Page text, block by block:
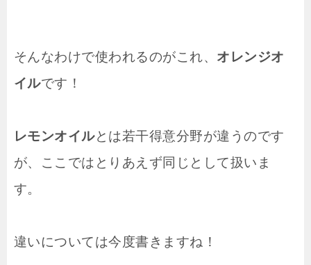
そんなわけで使われるのがこれ、 オレンジオ
イルです！
レモンオイルとは若干得意分野が違うのです
が、ここではとりあえず同じとして扱いま
す。
違いについては今度書きますね！